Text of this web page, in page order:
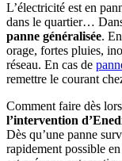
L’électricité est en
dans le quartier…
panne généralisée.
orage, fortes pluies,
réseau. En cas de
remettre le courant
Comment faire dès
l’intervention
Dès qu’une panne
rapidement possible